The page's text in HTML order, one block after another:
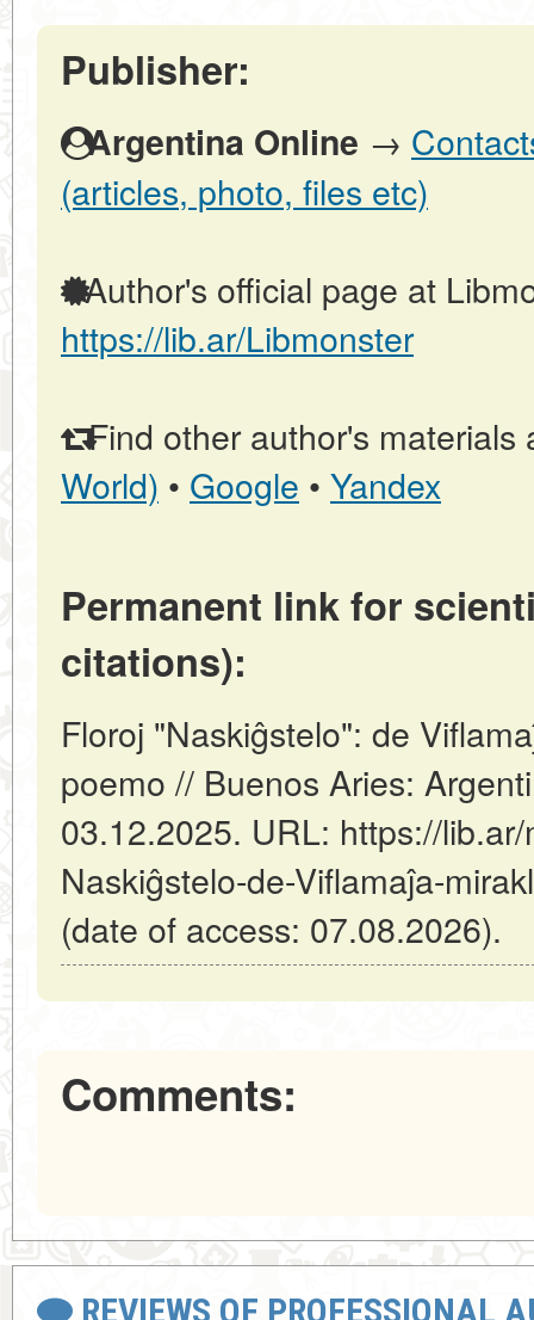
Publisher:
Argentina Online →
(articles, photo, files etc)
Author's official page at
https://lib.ar/Libmonster
Find other author's materials
World) • Google • Yandex
Permanent link for
citations):
Floroj "Naskiĝstelo": de
poemo // Buenos Aries:
03.12.2025. URL: https://
Naskiĝstelo-de-Viflamaĵa-
(date of access: 07.08.2026).
Comments:
REVIEWS OF PROFESSIONAL